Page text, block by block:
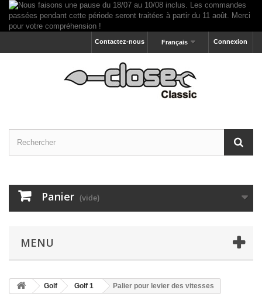
Connexion
Français
Contactez-nous
Panier (vide)
MENU
Golf Golf 1 Palier pour levier des vitesses